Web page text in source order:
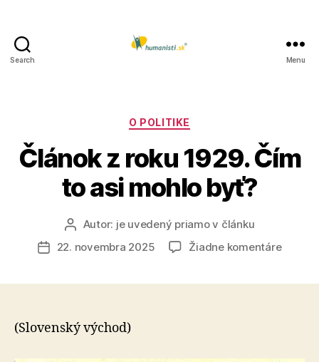
Search Menu
Kategórie
O POLITIKE
Článok z roku 1929. Čím
to asi mohlo byť?
AutorAutor: je uvedený priamo v článku
Dátum
22. novembra 2025 Žiadne komentárena
(Slovenský východ)